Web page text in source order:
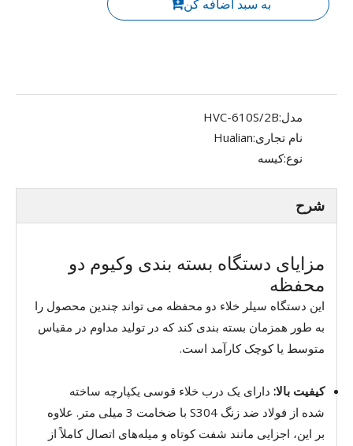
به سبد اضافه کن
مدل:HVC-610S/2B
نام تجاری:Hualian
نوع:کیسه
شرح
مزایای دستگاه بسته بندی وکیوم دو
محفظه
این دستگاه سیلر خلاء دو محفظه می تواند چندین محصول را
به طور همزمان بسته بندی کند که در تولید مداوم در مقیاس
متوسط ​​یا کوچک کارآمد است.
کیفیت بالا: دارای یک درب خلاء قوسی یکپارچه ساخته
شده از فولاد ضد زنگ S304 با ضخامت 3 میلی متر. علاوه
بر این، اجزایی مانند شفت کوتاه و میله‌های اتصال کاملاً از